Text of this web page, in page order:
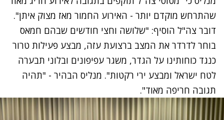
שהתרחש מוקדם יותר - האירוע החמור מאז מצוק איתן".
דובר צה"ל הוסיף: "שלושה וחצי חודשים שבהם חמאס
בוחר לדרדר את המצב ברצועת עזה, מבצע פעילות טרור
כנגד כוחותינו על הגדר, משגר עפיפונים ובלוני תבערה
לטח ישראל ומבצע ירי רקטות". מנליס הבהיר - "תהיה
תגובה חריפה מאוד".